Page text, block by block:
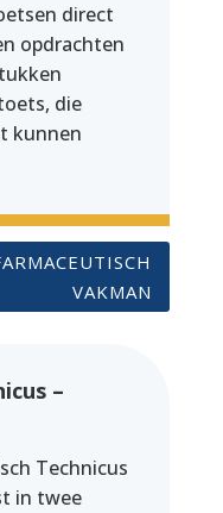
direct
opdrachten
die
kunnen
VAKMAN
–
Technicus
in twee